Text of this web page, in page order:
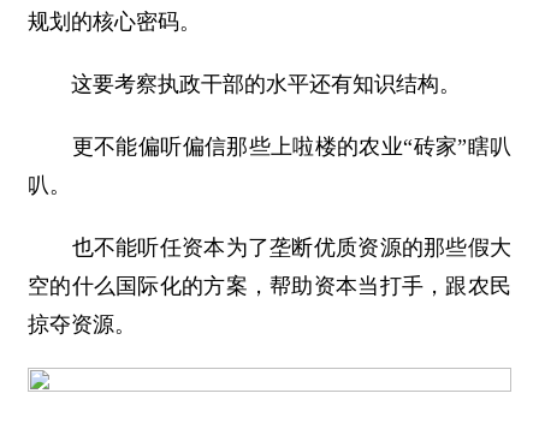
规划的核心密码。
这要考察执政干部的水平还有知识结构。
更不能偏听偏信那些上啦楼的农业“砖家”瞎叭
叭。
也不能听任资本为了垄断优质资源的那些假大
空的什么国际化的方案，帮助资本当打手，跟农民
掠夺资源。